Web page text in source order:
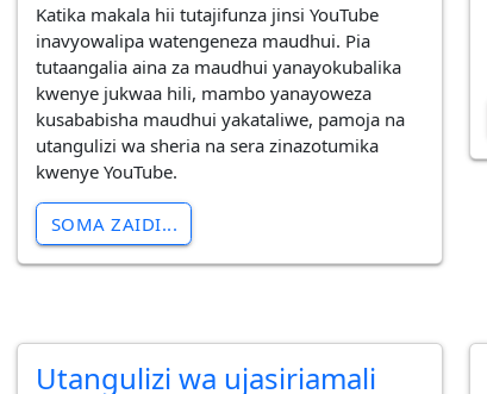
Katika makala hii tutajifunza jinsi YouTube
inavyowalipa watengeneza maudhui. Pia
tutaangalia aina za maudhui yanayokubalika
kwenye jukwaa hili, mambo yanayoweza
kusababisha maudhui yakataliwe, pamoja na
utangulizi wa sheria na sera zinazotumika
kwenye YouTube.
SOMA ZAIDI...
Utangulizi wa ujasiriamali